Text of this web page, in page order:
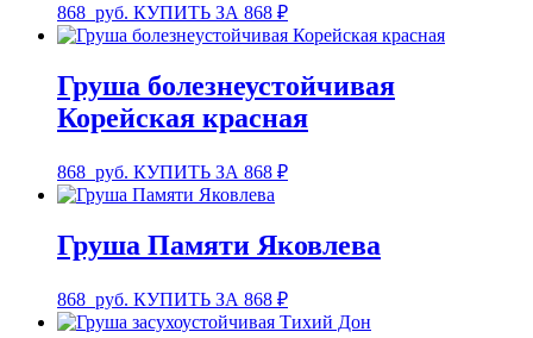
868 руб. КУПИТЬ ЗА 868 ₽
Груша болезнеустойчивая
Корейская красная
868 руб. КУПИТЬ ЗА 868 ₽
Груша Памяти Яковлева
868 руб. КУПИТЬ ЗА 868 ₽